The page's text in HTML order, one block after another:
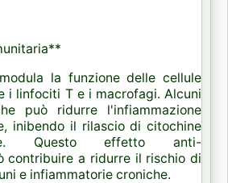
la funzione delle cellule
i linfociti T e i macrofagi. Alcuni
può ridurre l'infiammazione
inibendo il rilascio di citochine
Questo effetto anti-
contribuire a ridurre il rischio di
e infiammatorie croniche.